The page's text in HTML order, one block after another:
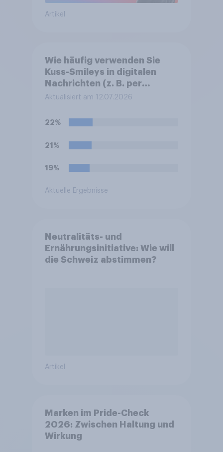
Artikel
Wie häufig verwenden Sie
Kuss-Smileys in digitalen
Nachrichten (z. B. per
WhatsApp, SMS oder E-
Aktualisiert am 12.07.2026
22%
21%
19%
Aktuelle Ergebnisse
Neutralitäts- und
Ernährungsinitiative: Wie will
die Schweiz abstimmen?
Artikel
Marken im Pride-Check
2026: Zwischen Haltung und
Wirkung